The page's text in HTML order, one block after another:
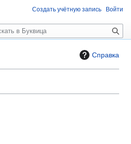
Справка
Создать учётную запись Войти